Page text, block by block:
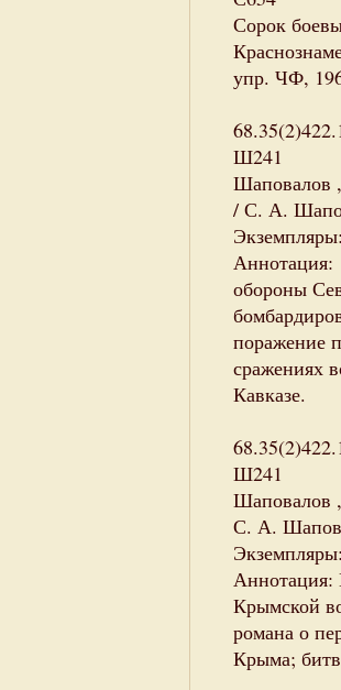
Сорок
упр. ЧФ,
Ш241
Шаповалов
/ С. А.
обороны
поражение
сражениях
Кавказе.
Ш241
Шаповалов
С. А.
Аннотация:
Крымской
романа о
Крыма;